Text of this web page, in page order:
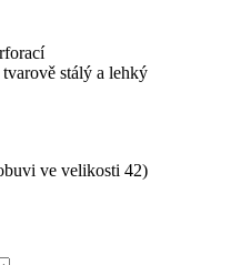
stálý a lehký
ve velikosti 42)